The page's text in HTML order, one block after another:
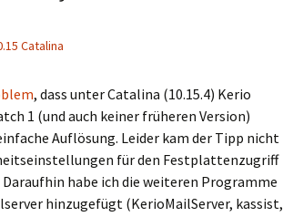
Catalina
, dass unter Catalina (10.15.4) Kerio
1 (und auch keiner früheren Version)
Auflösung. Leider kam der Tipp nicht
für den Festplattenzugriff
habe ich die weiteren Programme
hinzugefügt (KerioMailServer, kassist,